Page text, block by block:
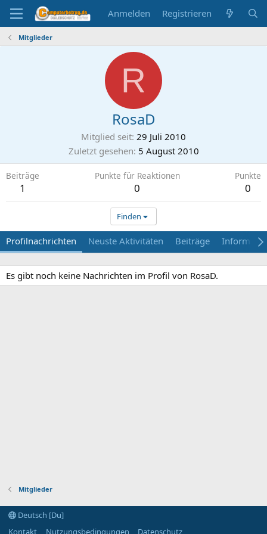
Anmelden Registrieren
Mitglieder
R
RosaD
Mitglied seit 29 Juli 2010
Zuletzt gesehen 5 August 2010
Beiträge
1
Punkte für Reaktionen
0
Punkte
0
Finden
Profilnachrichten Neuste Aktivitäten Beiträge
Es gibt noch keine Nachrichten im Profil von RosaD.
Mitglieder
Deutsch [Du]
Kontakt
Nutzungsbedingungen Datenschutz